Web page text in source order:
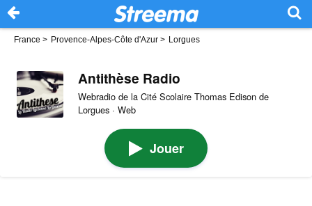
France > Provence-Alpes-Côte d'Azur > Lorgues
Antithèse Radio
Webradio de la Cité Scolaire Thomas Edison de
Lorgues · Web
Jouer